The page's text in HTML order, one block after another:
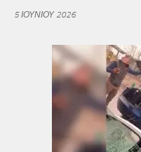
5 ΙΟΥΝΊΟΥ 2026